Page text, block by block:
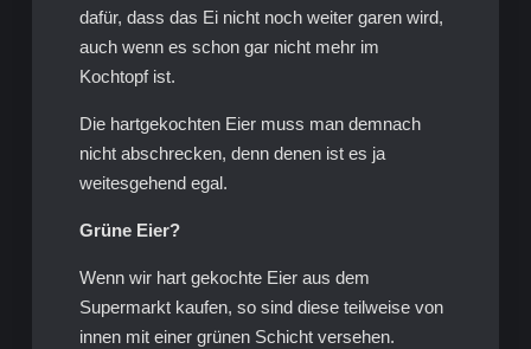
dafür, dass das Ei nicht noch weiter garen wird,
auch wenn es schon gar nicht mehr im
Kochtopf ist.
Die hartgekochten Eier muss man demnach
nicht abschrecken, denn denen ist es ja
weitesgehend egal.
Grüne Eier?
Wenn wir hart gekochte Eier aus dem
Supermarkt kaufen, so sind diese teilweise von
innen mit einer grünen Schicht versehen.